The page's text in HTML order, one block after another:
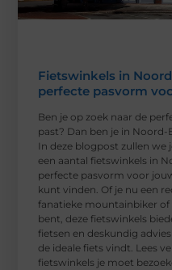
Fietswinkels in
perfecte pasvorm
Ben je op zoek naar de
past? Dan ben je in
In deze blogpost zullen we
een aantal fietswinkels in
perfecte pasvorm voor
kunt vinden. Of je nu een
fanatieke mountainbiker of
bent, deze fietswinkels
fietsen en deskundig
de ideale fiets vindt. Lees
fietswinkels je moet